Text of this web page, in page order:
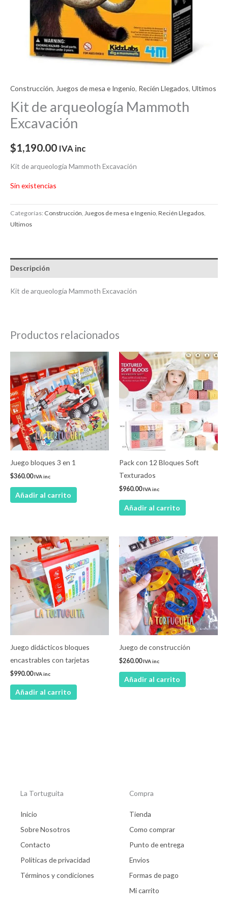
Construcción, Juegos de mesa e Ingenio, Recién Llegados, Ultimos
Kit de arqueología Mammoth
Excavación
$1,190.00 IVA inc
Kit de arqueología Mammoth Excavación
Sin existencias
Categorías: Construcción, Juegos de mesa e Ingenio, Recién Llegados,
Ultimos
Descripción
Kit de arqueología Mammoth Excavación
Productos relacionados
Juego bloques 3 en 1
$360.00IVA inc
Añadir al carrito
Pack con 12 Bloques Soft
Texturados
$960.00IVA inc
Añadir al carrito
Juego didácticos bloques
encastrables con tarjetas
$990.00IVA inc
Añadir al carrito
Juego de construcción
$260.00IVA inc
Añadir al carrito
La Tortuguita
Inicio
Sobre Nosotros
Contacto
Politicas de privacidad
Términos y condiciones
Compra
Tienda
Como comprar
Punto de entrega
Envios
Formas de pago
Mi carrito